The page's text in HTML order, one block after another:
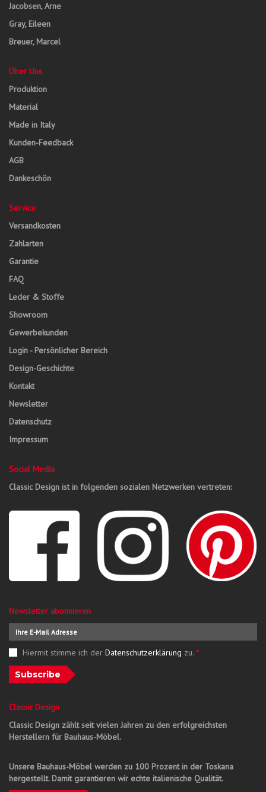
Jacobsen, Arne
Gray, Eileen
Breuer, Marcel
Über Uns
Produktion
Material
Made in Italy
Kunden-Feedback
AGB
Dankeschön
Service
Versandkosten
Zahlarten
Garantie
FAQ
Leder & Stoffe
Showroom
Gewerbekunden
Login - Persönlicher Bereich
Design-Geschichte
Kontakt
Newsletter
Datenschutz
Impressum
Social Media
Classic Design ist in folgenden sozialen Netzwerken vertreten:
Newsletter abonnieren
Hiermit stimme ich der Datenschutzerklärung zu. *
Subscribe
Classic Design
Classic Design zählt seit vielen Jahren zu den erfolgreichsten
Herstellern für Bauhaus-Möbel.
Unsere Bauhaus-Möbel werden zu 100 Prozent in der Toskana
hergestellt. Damit garantieren wir echte italienische Qualität.